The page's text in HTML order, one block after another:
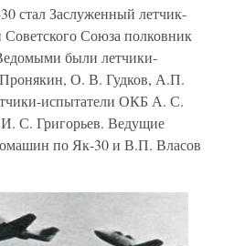
стал Заслуженный летчик-
Союза полковник
были летчики-
О. В. Гудков, А.П.
испытатели ОКБ А. С.
С. Григорьев. Ведущие
по Як-30 и В.П. Власов